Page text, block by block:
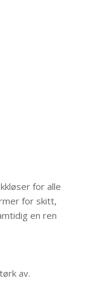
for alle
for skitt,
en ren
av.